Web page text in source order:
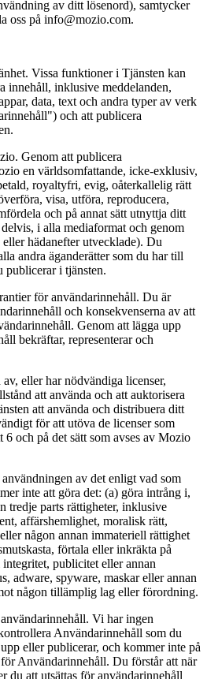
av ditt lösenord), samtycker
oss på info@mozio.com.
Vissa funktioner i Tjänsten kan
innehåll, inklusive meddelanden,
data, text och andra typer av verk
och att publicera
Genom att publicera
en världsomfattande, icke-exklusiv,
royaltyfri, evig, oåterkallelig rätt
visa, utföra, reproducera,
och på annat sätt utnyttja ditt
i alla mediaformat och genom
hädanefter utvecklade). Du
andra äganderätter som du har till
publicerar i tjänsten.
för användarinnehåll. Du är
och konsekvenserna av att
Genom att lägga upp
bekräftar, representerar och
eller har nödvändiga licenser,
att använda och att auktorisera
att använda och distribuera ditt
för att utöva de licenser som
och på det sätt som avses av Mozio
av det enligt vad som
inte att göra det: (a) göra intrång i,
tredje parts rättigheter, inklusive
affärshemlighet, moralisk rätt,
någon annan immateriell rättighet
förtala eller inkräkta på
publicitet eller annan
adware, spyware, maskar eller annan
någon tillämplig lag eller förordning.
Vi har ingen
Användarinnehåll som du
eller publicerar, och kommer inte på
Användarinnehåll. Du förstår att när
du att utsättas för användarinnehåll